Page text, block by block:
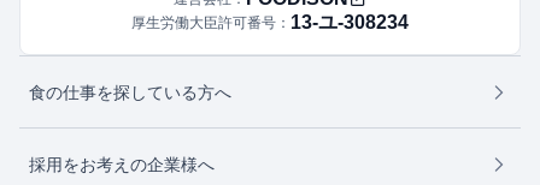
厚生労働大臣許可番号： 13-ユ-308234
食の仕事を探している方へ
採用をお考えの企業様へ